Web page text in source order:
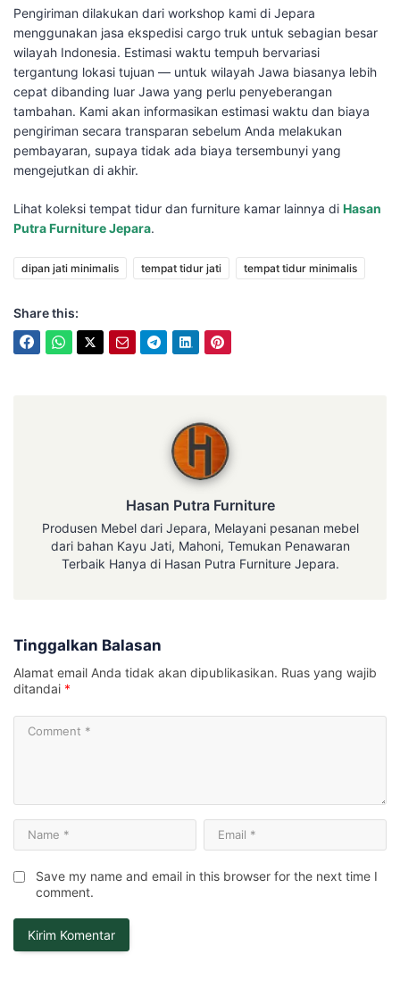
Pengiriman dilakukan dari workshop kami di Jepara
menggunakan jasa ekspedisi cargo truk untuk sebagian besar
wilayah Indonesia. Estimasi waktu tempuh bervariasi
tergantung lokasi tujuan — untuk wilayah Jawa biasanya lebih
cepat dibanding luar Jawa yang perlu penyeberangan
tambahan. Kami akan informasikan estimasi waktu dan biaya
pengiriman secara transparan sebelum Anda melakukan
pembayaran, supaya tidak ada biaya tersembunyi yang
mengejutkan di akhir.
Lihat koleksi tempat tidur dan furniture kamar lainnya di Hasan
Putra Furniture Jepara.
dipan jati minimalis tempat tidur jati tempat tidur minimalis
Share this:
Hasan Putra Furniture
Produsen Mebel dari Jepara, Melayani pesanan mebel
dari bahan Kayu Jati, Mahoni, Temukan Penawaran
Terbaik Hanya di Hasan Putra Furniture Jepara.
Tinggalkan Balasan
Alamat email Anda tidak akan dipublikasikan. Ruas yang wajib
ditandai *
Save my name and email in this browser for the next time I
comment.